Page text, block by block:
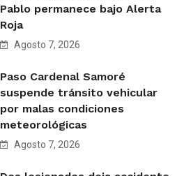
Pablo permanece bajo Alerta
Roja
Agosto 7, 2026
Paso Cardenal Samoré
suspende tránsito vehicular
por malas condiciones
meteorológicas
Agosto 7, 2026